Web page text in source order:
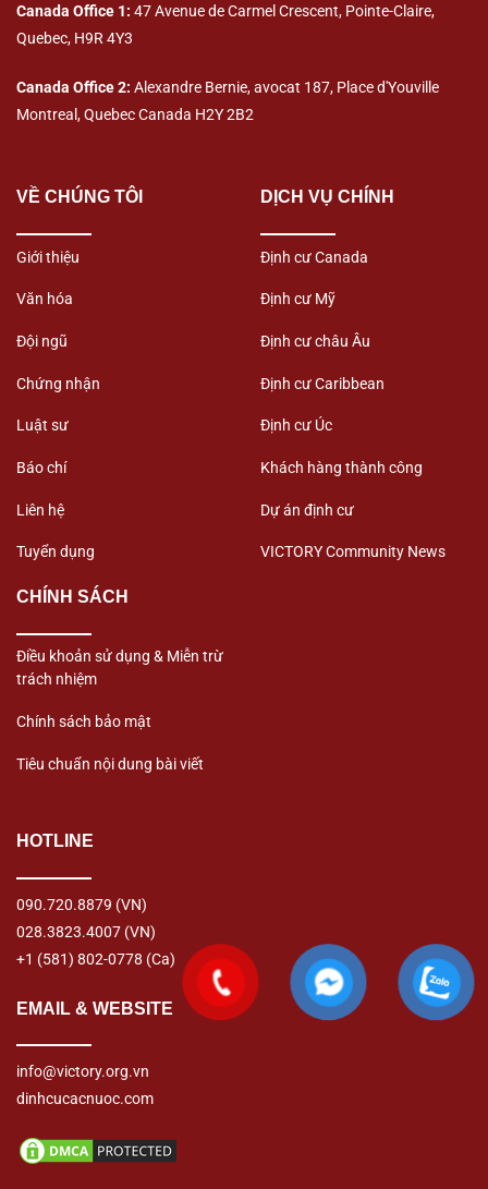
Canada Office 1: 47 Avenue de Carmel Crescent, Pointe-Claire,
Quebec, H9R 4Y3
Canada Office 2: Alexandre Bernie, avocat 187, Place d'Youville
Montreal, Quebec Canada H2Y 2B2
VỀ CHÚNG TÔI
Giới thiệu
Văn hóa
Đội ngũ
Chứng nhận
Luật sư
Báo chí
Liên hệ
Tuyển dụng
CHÍNH SÁCH
Điều khoản sử dụng & Miễn trừ
trách nhiệm
Chính sách bảo mật
Tiêu chuẩn nội dung bài viết
DỊCH VỤ CHÍNH
Định cư Canada
Định cư Mỹ
Định cư châu Âu
Định cư Caribbean
Định cư Úc
Khách hàng thành công
Dự án định cư
VICTORY Community News
HOTLINE
090.720.8879 (VN)
028.3823.4007 (VN)
+1 (581) 802-0778 (Ca)
EMAIL & WEBSITE
info@victory.org.vn
dinhcucacnuoc.com